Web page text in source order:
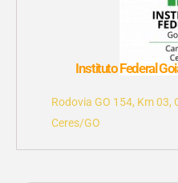
Instituto Federal
Rodovia GO 154, Km 03,
Ceres/GO